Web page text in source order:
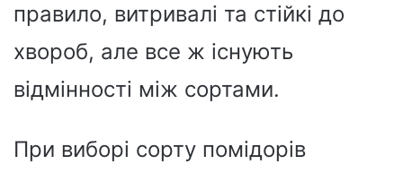
правило, витривалі та стійкі до
хвороб, але все ж існують
відмінності між сортами.
При виборі сорту помідорів